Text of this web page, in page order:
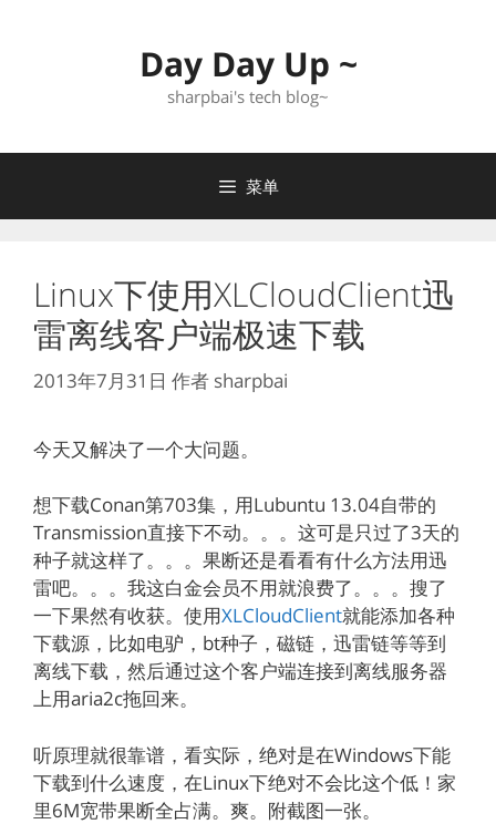
Day Day Up ~
sharpbai's tech blog~
菜单
Linux下使用XLCloudClient迅
雷离线客户端极速下载
2013年7月31日 作者 sharpbai
今天又解决了一个大问题。
想下载Conan第703集，用Lubuntu 13.04自带的
Transmission直接下不动。。。这可是只过了3天的
种子就这样了。。。果断还是看看有什么方法用迅
雷吧。。。我这白金会员不用就浪费了。。。搜了
一下果然有收获。使用XLCloudClient就能添加各种
下载源，比如电驴，bt种子，磁链，迅雷链等等到
离线下载，然后通过这个客户端连接到离线服务器
上用aria2c拖回来。
听原理就很靠谱，看实际，绝对是在Windows下能
下载到什么速度，在Linux下绝对不会比这个低！家
里6M宽带果断全占满。爽。附截图一张。